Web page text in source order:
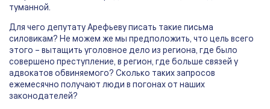
туманной.
Для чего депутату Арефьеву писать такие письма
силовикам? Не можем же мы предположить, что цель всего
этого – вытащить уголовное дело из региона, где было
совершено преступление, в регион, где больше связей у
адвокатов обвиняемого? Сколько таких запросов
ежемесячно получают люди в погонах от наших
законодателей?